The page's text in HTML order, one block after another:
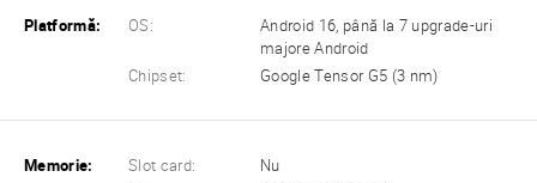
Platformă: OS:
Android 16, până la 7 upgrade-uri
majore Android
Chipset:
Google Tensor G5 (3 nm)
Memorie: Slot card:
Nu